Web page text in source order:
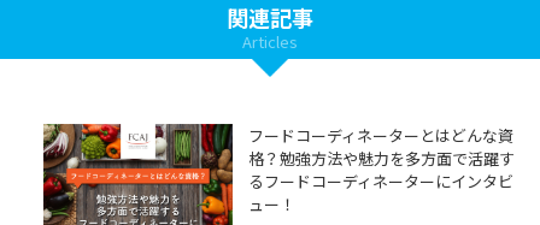
関連記事
Articles
フードコーディネーターとはどんな資
格？勉強方法や魅力を多方面で活躍す
るフードコーディネーターにインタビ
ュー！